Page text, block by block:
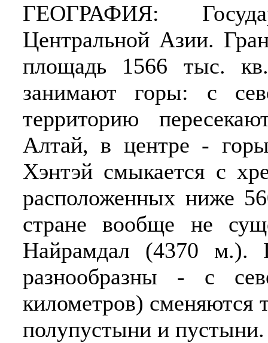
ГЕОГРАФИЯ:
Центральной Азии.
площадь 1566 тыс.
занимают горы: с
территорию
Алтай, в центре -
Хэнтэй смыкается с
расположенных ниже
стране вообще не
Найрамдал (4370 м.).
разнообразны - с
километров) сменяются
полупустыни и пустыни.